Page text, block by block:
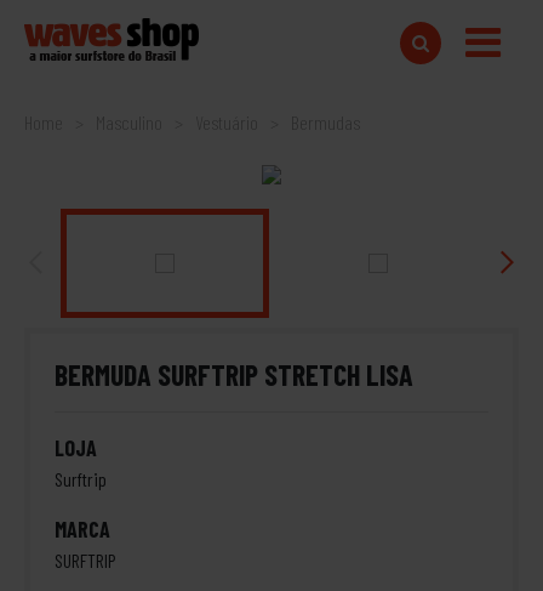
Home Bermudas
BERMUDA SURFTRIP STRETCH LISA
LOJA
Surftrip
MARCA
SURFTRIP